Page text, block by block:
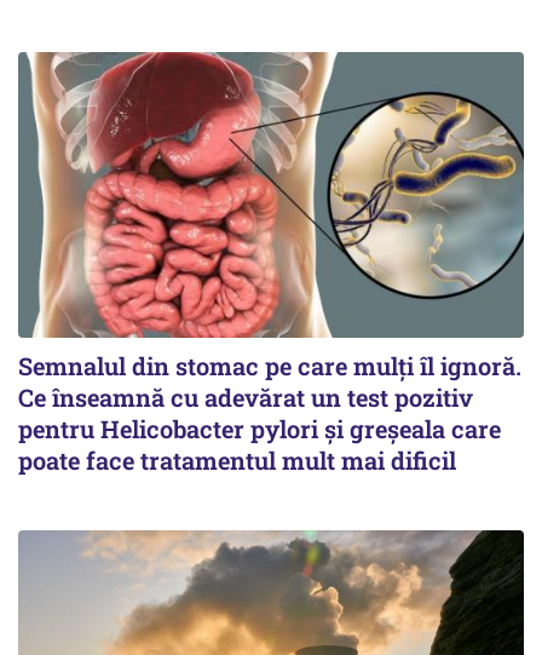
Semnalul din stomac pe care mulți îl ignoră.
Ce înseamnă cu adevărat un test pozitiv
pentru Helicobacter pylori și greșeala care
poate face tratamentul mult mai dificil